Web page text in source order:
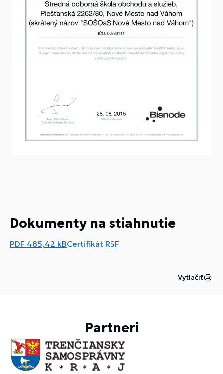
Dokumenty na stiahnutie
PDF 485,42 kBCertifikát RSF
Vytlačiť
Partneri